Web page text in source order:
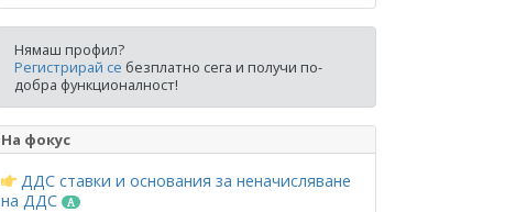
Нямаш профил?
Регистрирай се безплатно сега и получи по-
добра функционалност!
На фокус
ДДС ставки и основания за неначисляване
на ДДС